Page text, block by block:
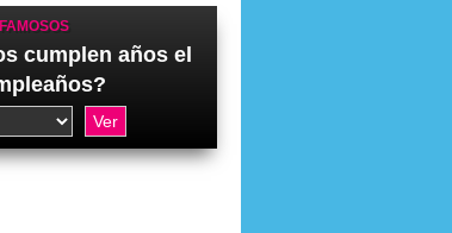
cumplen años el